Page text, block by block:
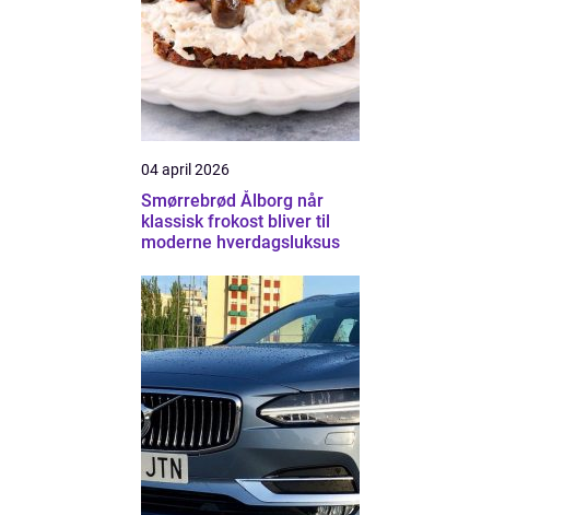
04 april 2026
Smørrebrød Ålborg når
klassisk frokost bliver til
moderne hverdagsluksus